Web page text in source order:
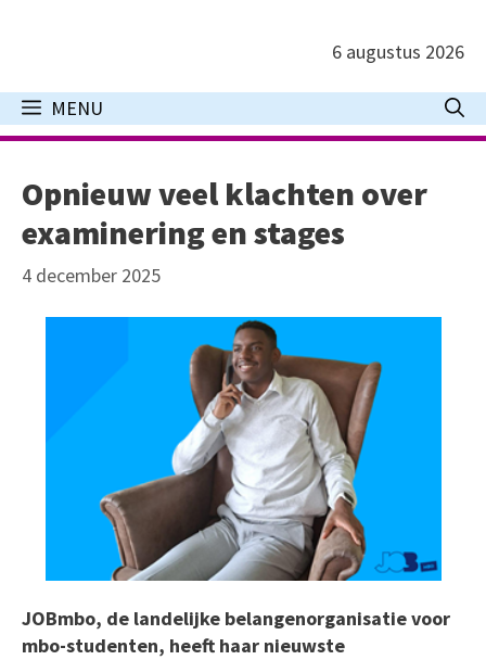
inhoud
6 augustus 2026
MENU
Opnieuw veel klachten over
examinering en stages
4 december 2025
JOBmbo, de landelijke belangenorganisatie voor
mbo-studenten, heeft haar nieuwste